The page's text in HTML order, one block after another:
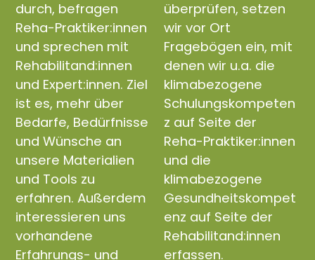
durch, befragen
Reha-Praktiker:innen
und sprechen mit
Rehabilitand:innen
und Expert:innen. Ziel
ist es, mehr über
Bedarfe, Bedürfnisse
und Wünsche an
unsere Materialien
und Tools zu
erfahren. Außerdem
interessieren uns
vorhandene
Erfahrungs- und
überprüfen, setzen
wir vor Ort
Fragebögen ein, mit
denen wir u.a. die
klimabezogene
Schulungskompeten
z auf Seite der
Reha-Praktiker:innen
und die
klimabezogene
Gesundheitskompet
enz auf Seite der
Rehabilitand:innen
erfassen.